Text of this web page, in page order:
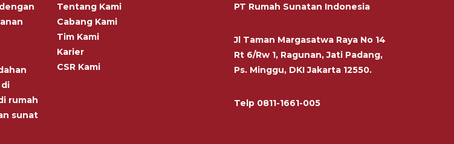
rumah
sunat
Tentang Kami
Cabang Kami
Tim Kami
Karier
CSR Kami
PT Rumah Sunatan Indonesia
Jl Taman Margasatwa Raya No 14
Rt 6/Rw 1, Ragunan, Jati Padang,
Ps. Minggu, DKI Jakarta 12550.
Telp 0811-1661-005